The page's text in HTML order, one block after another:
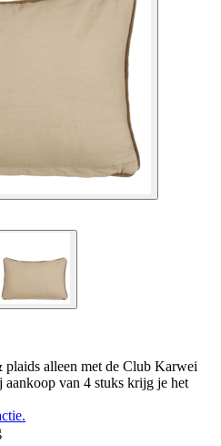
plaids alleen met de Club Karwei
van 4 stuks krijg je het